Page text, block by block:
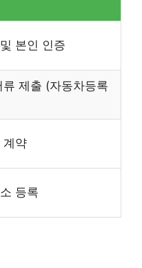
본인 인증
제출 (자동차등록
계약
등록